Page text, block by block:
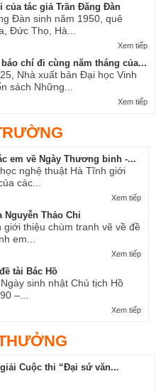
của tác giả Trần Đăng Đàn
Đàn sinh năm 1950, quê
Đức Thọ, Hà...
Xem tiếp
chí đi cùng năm tháng của...
Nhà xuất bản Đại học Vinh
sách Những...
Xem tiếp
em về Ngày Thương binh -...
nghệ thuật Hà Tĩnh giới
các...
Xem tiếp
Nguyễn Thảo Chi
giới thiệu chùm tranh vẽ về đề
em...
Xem tiếp
tài Bác Hồ
sinh nhật Chủ tịch Hồ
–...
Xem tiếp
Cuộc thi “Đại sứ văn...